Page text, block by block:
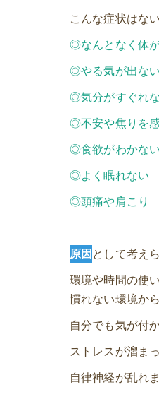
こんな症状はな
◎なんとなく体
◎やる気が出ない
◎気分がすぐれ
◎不安や焦りを
◎食欲がわかない
◎よく眠れない
◎頭痛や肩こり
原因として考え
環境や時間の使
慣れない環境か
自分でも気が付
ストレスが溜ま
自律神経が乱れま